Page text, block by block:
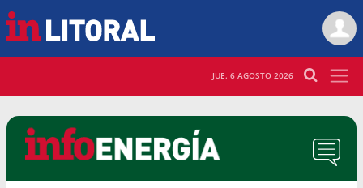
JUE. 6 AGOSTO 2026